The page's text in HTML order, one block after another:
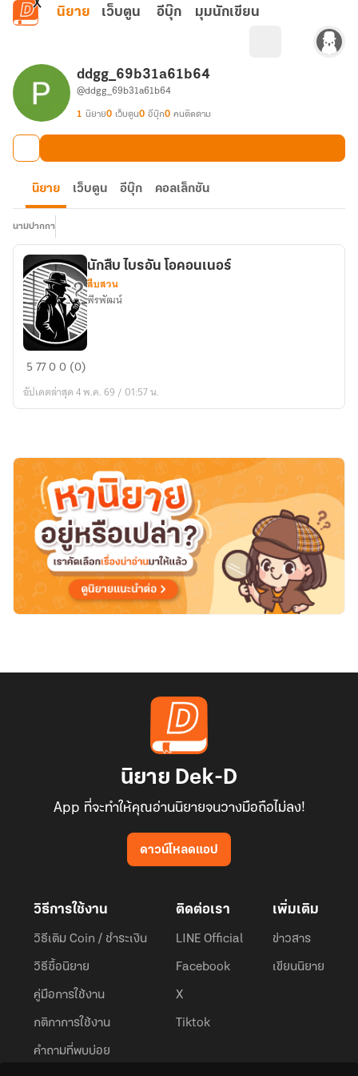
ข้ามไปยังเนื้อหาหลัก
นิยาย เว็บตูน อีบุ๊ก มุมนักเขียน
ddgg_69b31a61b64
@ddgg_69b31a61b64
1 นิยาย0 เว็บตูน0 อีบุ๊ก0 คนติดตาม
นิยาย เว็บตูน อีบุ๊ก คอลเล็กชัน
นามปากกา
นักสืบ
รอัน
นักสืบ ไบรอัน โอคอนเนอร์
สืบสวน
พีรพัฒน์
57700 (0)
อัปเดตล่าสุด 4 พ.ค. 69 / 01:57 น.
นิยาย Dek-D
App ที่จะทำให้คุณอ่านนิยายจนวางมือถือไม่ลง!
ดาวน์โหลดแอป
วิธีการใช้งาน
วิธีเติม Coin / ชำระเงิน
วิธีซื้อนิยาย
คู่มือการใช้งาน
กติกาการใช้งาน
คำถามที่พบบ่อย
ติดต่อเรา
LINE Official
Facebook
X
Tiktok
เพิ่มเติม
ข่าวสาร
เขียนนิยาย